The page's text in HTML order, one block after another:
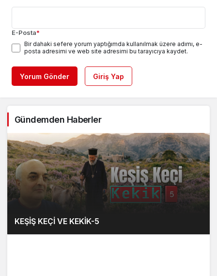
E-Posta*
Bir dahaki sefere yorum yaptığımda kullanılmak üzere adımı, e-
posta adresimi ve web site adresimi bu tarayıcıya kaydet.
Yorum Gönder Giriş Yap
Gündemden Haberler
KEŞİŞ KEÇİ VE KEKİK-5